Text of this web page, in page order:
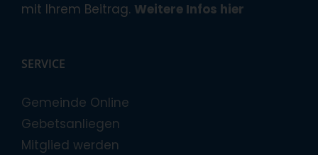
mit Ihrem Beitrag. Weitere Infos hier
SERVICE
Gemeinde Online
Gebetsanliegen
Mitglied werden